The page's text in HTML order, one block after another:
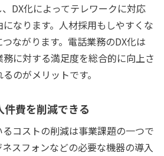
DX化によってテレワークに対応
なります。人材採用もしやすくな
ながります。電話業務のDX化は
に対する満足度を総合的に向上さ
のがメリットです。
費を削減できる
コストの削減は事業課題の一つで
スフォンなどの必要な機器の導入